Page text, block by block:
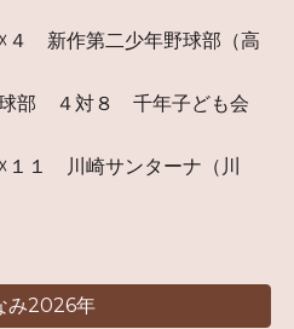
新作第二少年野球部（高
球部 ４対８ 千年子ども会
１ 川崎サンターナ（川
み2026年